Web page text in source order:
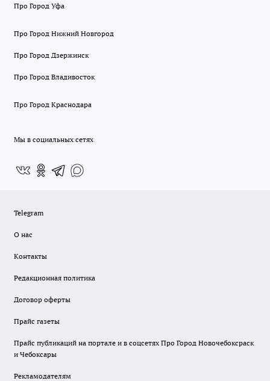
Про Город Уфа
Про Город Нижний Новгород
Про Город Дзержинск
Про Город Владивосток
Про Город Краснодара
Мы в социальных сетях
Telegram
О нас
Контакты
Редакционная политика
Договор оферты
Прайс газеты
Прайс публикаций на портале и в соцсетях Про Город Новочебоксраск
и Чебоксары
Рекламодателям